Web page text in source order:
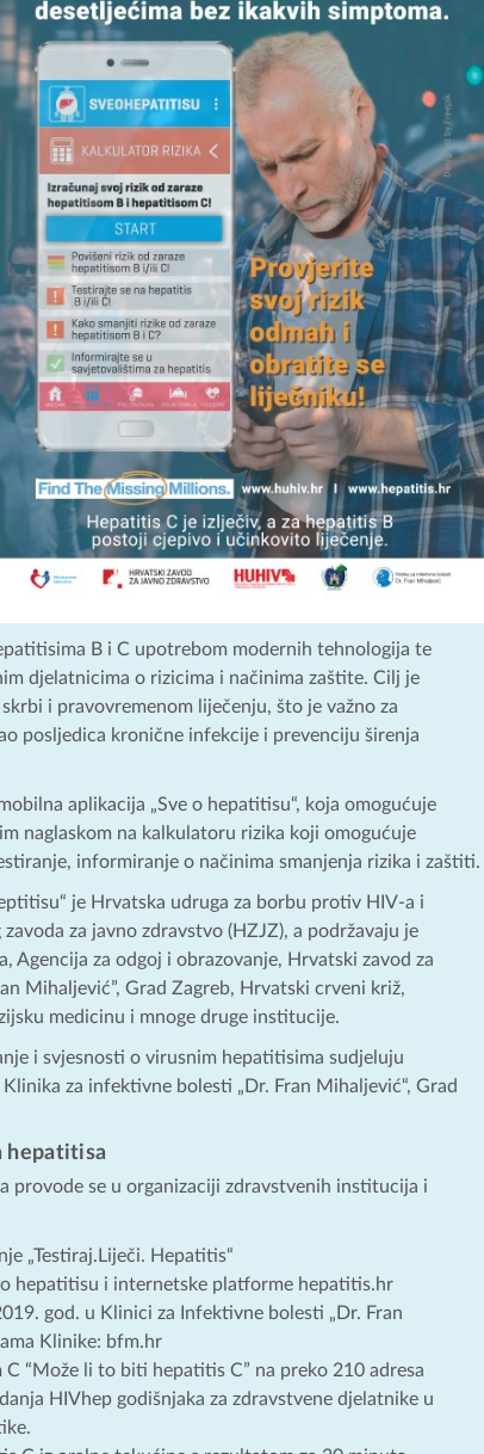
B i C upotrebom modernih tehnologija te
djelatnicima o rizicima i načinima zaštite. Cilj je
i pravovremenom liječenju, što je važno za
posljedica kronične infekcije i prevenciju širenja
aplikacija „Sve o hepatitisu“, koja omogućuje
naglaskom na kalkulatoru rizika koji omogućuje
informiranje o načinima smanjenja rizika i zaštiti.
je Hrvatska udruga za borbu protiv HIV-a i
za javno zdravstvo (HZJZ), a podržavaju je
za odgoj i obrazovanje, Hrvatski zavod za
Mihaljević”, Grad Zagreb, Hrvatski crveni križ,
medicinu i mnoge druge institucije.
i svjesnosti o virusnim hepatitisima sudjeluju
za infektivne bolesti „Dr. Fran Mihaljević“, Grad
hepatitisa
provode se u organizaciji zdravstvenih institucija i
„Testiraj.Liječi. Hepatitis“
hepatitisu i internetske platforme hepatitis.hr
god. u Klinici za Infektivne bolesti „Dr. Fran
Klinike: bfm.hr
“Može li to biti hepatitis C” na preko 210 adresa
HIVhep godišnjaka za zdravstvene djelatnike u